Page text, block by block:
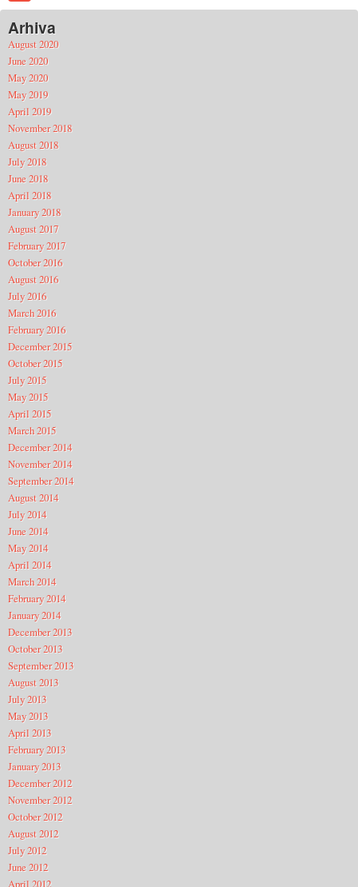
Arhiva
August 2020
June 2020
May 2020
May 2019
April 2019
November 2018
August 2018
July 2018
June 2018
April 2018
January 2018
August 2017
February 2017
October 2016
August 2016
July 2016
March 2016
February 2016
December 2015
October 2015
July 2015
May 2015
April 2015
March 2015
December 2014
November 2014
September 2014
August 2014
July 2014
June 2014
May 2014
April 2014
March 2014
February 2014
January 2014
December 2013
October 2013
September 2013
August 2013
July 2013
May 2013
April 2013
February 2013
January 2013
December 2012
November 2012
October 2012
August 2012
July 2012
June 2012
April 2012